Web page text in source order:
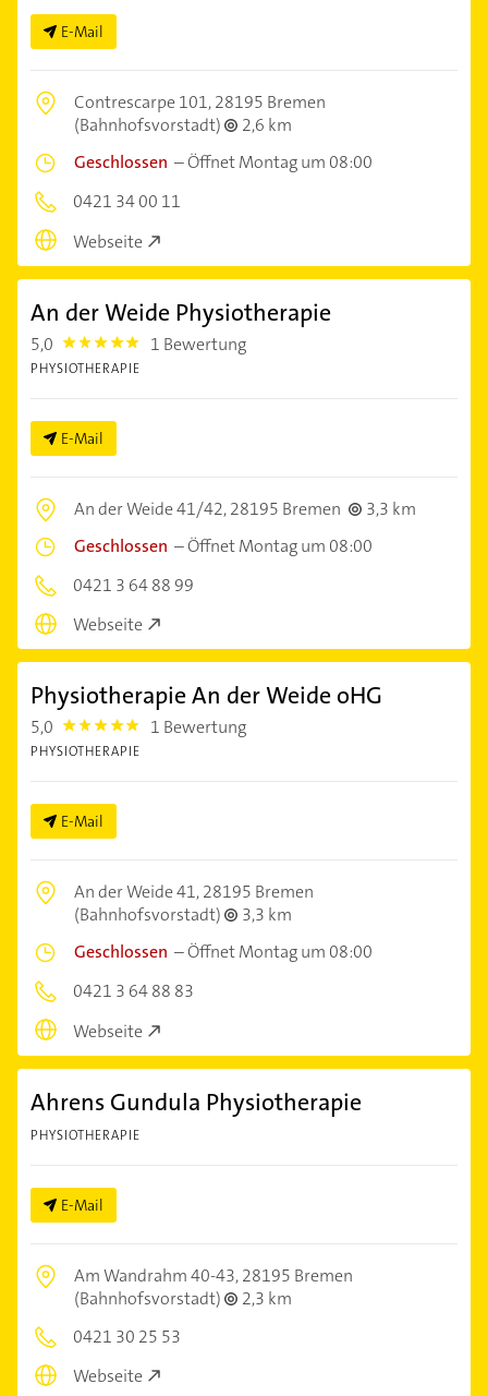
E-Mail
Contrescarpe 101,28195 Bremen
(Bahnhofsvorstadt)
2,6 km
Geschlossen –Öffnet Montag um 08:00
0421 34 00 11
Webseite
An der Weide Physiotherapie
5,0 5.0 1 Bewertung
PHYSIOTHERAPIE
E-Mail
An der Weide 41/42,28195 Bremen
3,3 km
Geschlossen –Öffnet Montag um 08:00
0421 3 64 88 99
Webseite
Physiotherapie An der Weide oHG
5,0 5.0 1 Bewertung
PHYSIOTHERAPIE
E-Mail
An der Weide 41,28195 Bremen
(Bahnhofsvorstadt)
3,3 km
Geschlossen –Öffnet Montag um 08:00
0421 3 64 88 83
Webseite
Ahrens Gundula Physiotherapie
PHYSIOTHERAPIE
E-Mail
Am Wandrahm 40-43,28195 Bremen
(Bahnhofsvorstadt)
2,3 km
0421 30 25 53
Webseite